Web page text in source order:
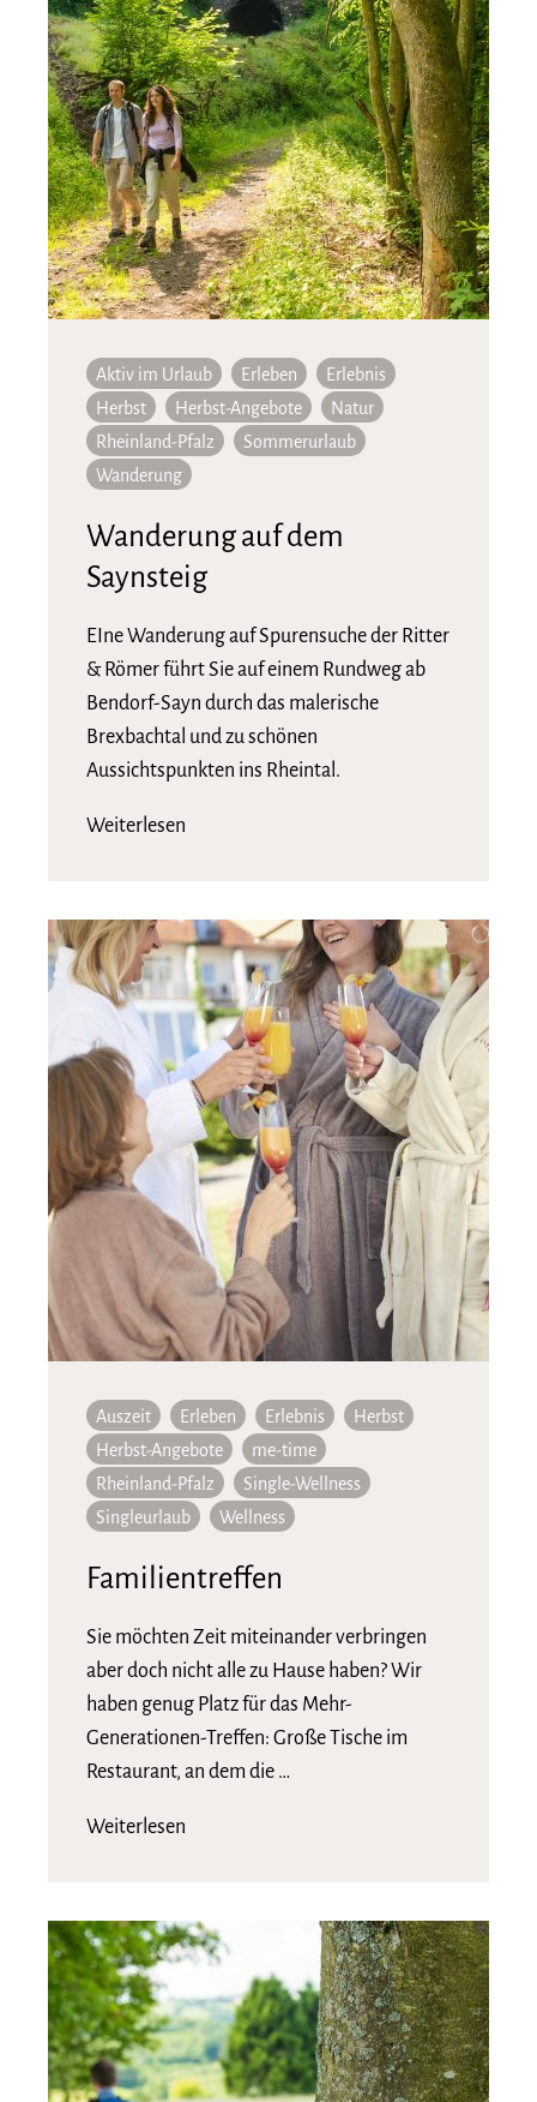
Aktiv im Urlaub Erleben
Erlebnis
Herbst
Herbst-Angebote
Natur
Rheinland-Pfalz
Sommerurlaub
Wanderung
Wanderung auf dem
Saynsteig
EIne Wanderung auf Spurensuche der Ritter
& Römer führt Sie auf einem Rundweg ab
Bendorf-Sayn durch das malerische
Brexbachtal und zu schönen
Aussichtspunkten ins Rheintal.
Weiterlesen
Auszeit Erleben Erlebnis
Herbst
Herbst-Angebote
me-time
Rheinland-Pfalz
Single-Wellness
Singleurlaub
Wellness
Familientreffen
Sie möchten Zeit miteinander verbringen
aber doch nicht alle zu Hause haben? Wir
haben genug Platz für das Mehr-
Generationen-Treffen: Große Tische im
Restaurant, an dem die …
Weiterlesen